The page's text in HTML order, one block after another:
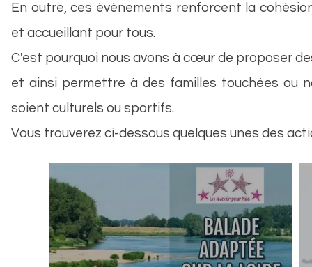
En outre, ces événements renforcent la
et accueillant pour tous.
C'est pourquoi nous avons à cœur de proposer
et ainsi permettre à des familles touchées ou
soient culturels ou sportifs.
Vous trouverez ci-dessous quelques unes des